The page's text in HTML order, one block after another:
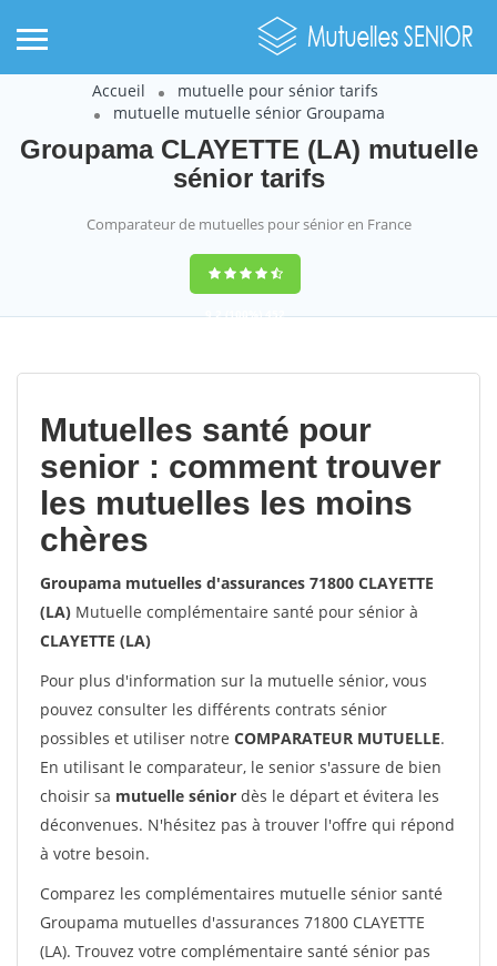
Accueil
mutuelle pour sénior tarifs
mutuelle mutuelle sénior Groupama
Groupama CLAYETTE (LA) mutuelle
sénior tarifs
Comparateur de mutuelles pour sénior en France
9,2(100%)452
Mutuelles santé pour
senior : comment trouver
les mutuelles les moins
chères
Groupama mutuelles d'assurances 71800 CLAYETTE
(LA) Mutuelle complémentaire santé pour sénior à
CLAYETTE (LA)
Pour plus d'information sur la mutuelle sénior, vous
pouvez consulter les différents contrats sénior
possibles et utiliser notre COMPARATEUR MUTUELLE.
En utilisant le comparateur, le senior s'assure de bien
choisir sa mutuelle sénior dès le départ et évitera les
déconvenues. N'hésitez pas à trouver l'offre qui répond
à votre besoin.
Comparez les complémentaires mutuelle sénior santé
Groupama mutuelles d'assurances 71800 CLAYETTE
(LA). Trouvez votre complémentaire santé sénior pas